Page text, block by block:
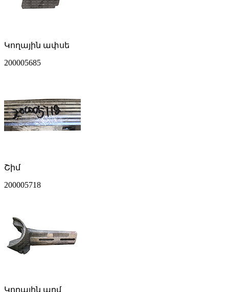
Կողային ափսե
200005685
Շիմ
200005718
Կողային արմ